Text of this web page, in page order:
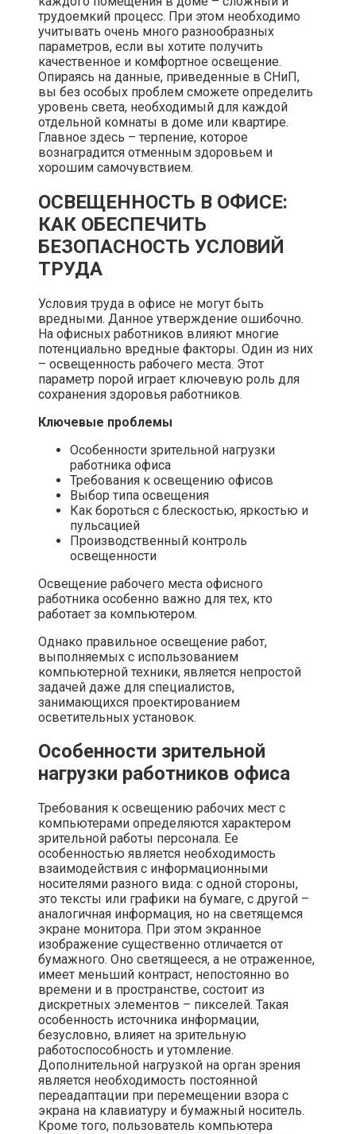
трудоемкий процесс. При этом необходимо
учитывать очень много разнообразных
параметров, если вы хотите получить
качественное и комфортное освещение.
Опираясь на данные, приведенные в СНиП,
вы без особых проблем сможете определить
уровень света, необходимый для каждой
отдельной комнаты в доме или квартире.
Главное здесь – терпение, которое
вознаградится отменным здоровьем и
хорошим самочувствием.
ОСВЕЩЕННОСТЬ В ОФИСЕ:
КАК ОБЕСПЕЧИТЬ
БЕЗОПАСНОСТЬ УСЛОВИЙ
ТРУДА
Условия труда в офисе не могут быть
вредными. Данное утверждение ошибочно.
На офисных работников влияют многие
потенциально вредные факторы. Один из них
– освещенность рабочего места. Этот
параметр порой играет ключевую роль для
сохранения здоровья работников.
Ключевые проблемы
Особенности зрительной нагрузки
работника офиса
Требования к освещению офисов
Выбор типа освещения
Как бороться с блескостью, яркостью и
пульсацией
Производственный контроль
освещенности
Освещение рабочего места офисного
работника особенно важно для тех, кто
работает за компьютером.
Однако правильное освещение работ,
выполняемых с использованием
компьютерной техники, является непростой
задачей даже для специалистов,
занимающихся проектированием
осветительных установок.
Особенности зрительной
нагрузки работников офиса
Требования к освещению рабочих мест с
компьютерами определяются характером
зрительной работы персонала. Ее
особенностью является необходимость
взаимодействия с информационными
носителями разного вида: с одной стороны,
это тексты или графики на бумаге, с другой –
аналогичная информация, но на светящемся
экране монитора. При этом экранное
изображение существенно отличается от
бумажного. Оно светящееся, а не отраженное,
имеет меньший контраст, непостоянно во
времени и в пространстве, состоит из
дискретных элементов – пикселей. Такая
особенность источника информации,
безусловно, влияет на зрительную
работоспособность и утомление.
Дополнительной нагрузкой на орган зрения
является необходимость постоянной
переадаптации при перемещении взора с
экрана на клавиатуру и бумажный носитель.
Кроме того, пользователь компьютера